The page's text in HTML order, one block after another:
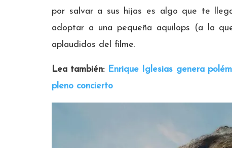
por salvar a sus hijas es algo que te
adoptar a una pequeña aquilops (a la
aplaudidos del filme.
Lea también: Enrique Iglesias genera
pleno concierto